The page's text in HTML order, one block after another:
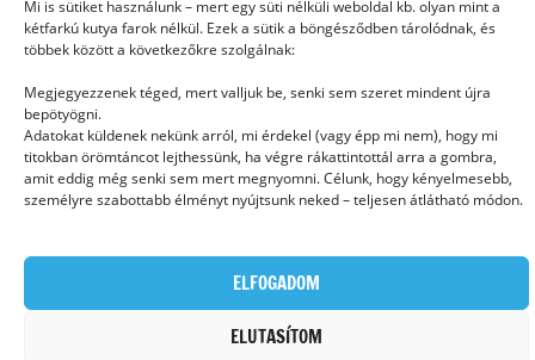
Mi is sütiket használunk – mert egy süti nélküli weboldal kb. olyan mint a
kétfarkú kutya farok nélkül. Ezek a sütik a böngésződben tárolódnak, és
többek között a következőkre szolgálnak:
Megjegyezzenek téged, mert valljuk be, senki sem szeret mindent újra
bepötyögni.
Adatokat küldenek nekünk arról, mi érdekel (vagy épp mi nem), hogy mi
titokban örömtáncot lejthessünk, ha végre rákattintottál arra a gombra,
amit eddig még senki sem mert megnyomni. Célunk, hogy kényelmesebb,
személyre szabottabb élményt nyújtsunk neked – teljesen átlátható módon.
ELFOGADOM
ELUTASÍTOM